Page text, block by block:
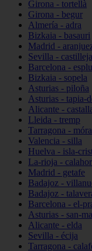
Girona - tortellà
Girona - begur
Almería - adra
Bizkaia - basauri
Madrid -
Sevilla -
Barcelona -
Bizkaia - sopela
Asturias - piloña
Asturias - tapia-
Alicante -
Lleida - tremp
Tarragona -
Valencia - silla
Huelva - isla-
La-rioja -
Madrid - getafe
Badajoz -
Badajoz -
Barcelona - el-
Asturias - san-
Alicante - elda
Sevilla - écija
Tarragona -